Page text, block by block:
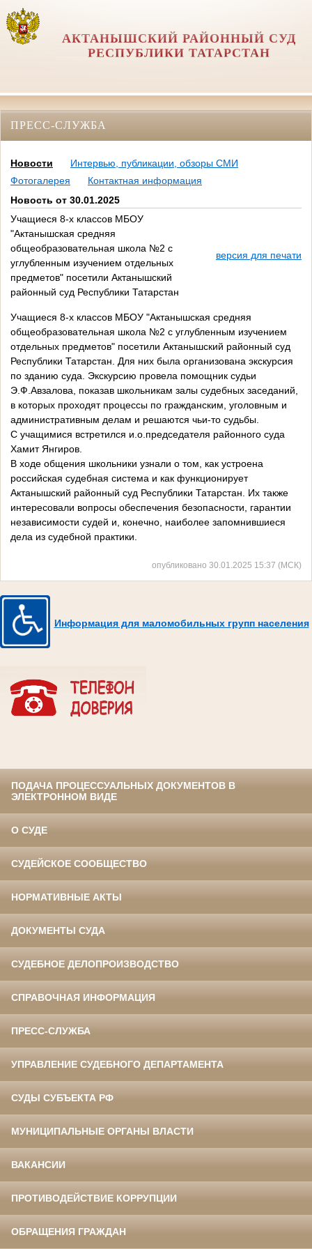
АКТАНЫШСКИЙ РАЙОННЫЙ СУД
РЕСПУБЛИКИ ТАТАРСТАН
ПРЕСС-СЛУЖБА
Новости
Интервью, публикации, обзоры СМИ
Фотогалерея
Контактная информация
Новость от 30.01.2025
Учащиеся 8-х классов МБОУ
"Актанышская средняя
общеобразовательная школа №2 с
углубленным изучением отдельных
предметов" посетили Актанышский
районный суд Республики Татарстан
версия для печати
Учащиеся 8-х классов МБОУ "Актанышская средняя
общеобразовательная школа №2 с углубленным изучением
отдельных предметов" посетили Актанышский районный суд
Республики Татарстан. Для них была организована экскурсия
по зданию суда. Экскурсию провела помощник судьи
Э.Ф.Авзалова, показав школьникам залы судебных заседаний,
в которых проходят процессы по гражданским, уголовным и
административным делам и решаются чьи-то судьбы.
С учащимися встретился и.о.председателя районного суда
Хамит Янгиров.
В ходе общения школьники узнали о том, как устроена
российская судебная система и как функционирует
Актанышский районный суд Республики Татарстан. Их также
интересовали вопросы обеспечения безопасности, гарантии
независимости судей и, конечно, наиболее запомнившиеся
дела из судебной практики.
опубликовано 30.01.2025 15:37 (МСК)
Информация для маломобильных групп населения
ПОДАЧА ПРОЦЕССУАЛЬНЫХ ДОКУМЕНТОВ В
ЭЛЕКТРОННОМ ВИДЕ
О СУДЕ
СУДЕЙСКОЕ СООБЩЕСТВО
НОРМАТИВНЫЕ АКТЫ
ДОКУМЕНТЫ СУДА
СУДЕБНОЕ ДЕЛОПРОИЗВОДСТВО
СПРАВОЧНАЯ ИНФОРМАЦИЯ
ПРЕСС-СЛУЖБА
УПРАВЛЕНИЕ СУДЕБНОГО ДЕПАРТАМЕНТА
СУДЫ СУБЪЕКТА РФ
МУНИЦИПАЛЬНЫЕ ОРГАНЫ ВЛАСТИ
ВАКАНСИИ
ПРОТИВОДЕЙСТВИЕ КОРРУПЦИИ
ОБРАЩЕНИЯ ГРАЖДАН